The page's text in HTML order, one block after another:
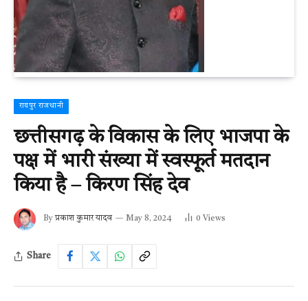
रायपुर राजधानी
छत्तीसगढ़ के विकास के लिए भाजपा के
पक्ष में भारी संख्या में स्वस्फूर्त मतदान
किया है – किरण सिंह देव
By प्रकाश कुमार यादव May 8, 2024 0 Views
Share